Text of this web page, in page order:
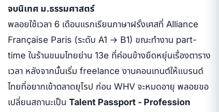
จบนิเทศ ม.ธรรมศาสตร์
พลอยใช้เวลา 6 เดือนแรกเรียนภาษาฝรั่งเศสที่ Alliance
Française Paris (ระดับ A1 → B1) ขณะทำงาน part-
time ในร้านขนมไทยย่าน 13e ที่ค่อนข้างยืดหยุ่นเรื่องตาราง
เวลา หลังจากนั้นเริ่ม freelance งานคอนเทนต์ให้แบรนด์
ไทยที่อยากเข้าตลาดยุโรป ก่อน WHV จะหมดอายุ พลอยขอ
เปลี่ยนสถานะเป็น Talent Passport - Profession